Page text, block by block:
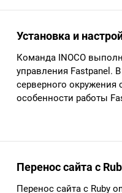
Установка и
Команда INOCO
управления Fastpanel.
серверного окружения
особенности работы
Перенос сайта с
Перенос сайта с Ruby